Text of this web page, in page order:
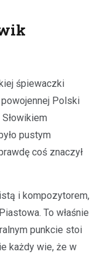
śpiewaczki
Polski
pustym
coś znaczył
i kompozytorem,
To właśnie
punkcie stoi
każdy wie, że w